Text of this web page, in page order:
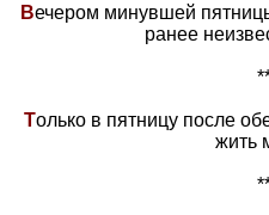
Вечером минувшей
ранее
Только в пятницу после
жить